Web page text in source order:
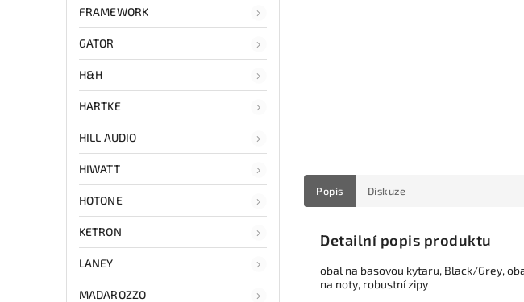
FRAMEWORK
GATOR
H&H
HARTKE
HILL AUDIO
HIWATT
HOTONE
KETRON
LANEY
MADAROZZO
Popis Diskuze
Detailní popis produktu
obal na basovou kytaru, Black/Grey,
na noty, robustní zipy